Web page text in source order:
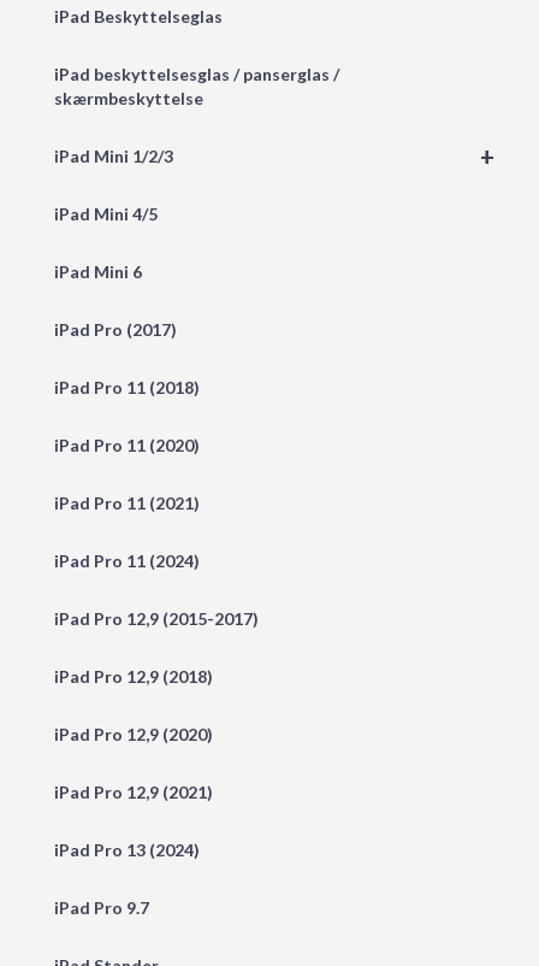
iPad Beskyttelseglas
iPad beskyttelsesglas / panserglas /
skærmbeskyttelse
+
iPad Mini 1/2/3
iPad Mini 4/5
iPad Mini 6
iPad Pro (2017)
iPad Pro 11 (2018)
iPad Pro 11 (2020)
iPad Pro 11 (2021)
iPad Pro 11 (2024)
iPad Pro 12,9 (2015-2017)
iPad Pro 12,9 (2018)
iPad Pro 12,9 (2020)
iPad Pro 12,9 (2021)
iPad Pro 13 (2024)
iPad Pro 9.7